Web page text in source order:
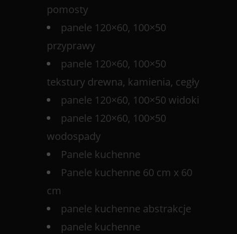
pomosty
panele 120×60, 100×50
przyprawy
panele 120×60, 100×50
tekstury drewna, kamienia, cegły
panele 120×60, 100×50 widoki
panele 120×60, 100×50
wodospady
Panele kuchenne
Panele kuchenne 60 cm x 60
cm
panele kuchenne abstrakcje
panele kuchenne